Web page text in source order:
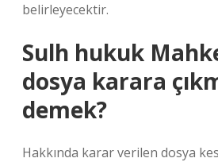
belirleyecektir.
Sulh hukuk
dosya karara
demek?
Hakkında karar verilen dosya